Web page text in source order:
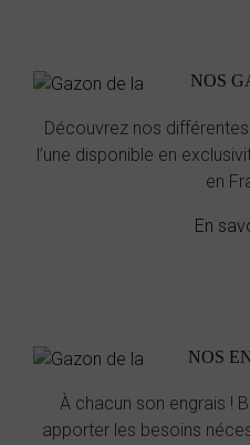
Découvrez nos
l’une disponible en
en
En
NOS
NOS
À chacun son engrais !
apporter les besoins